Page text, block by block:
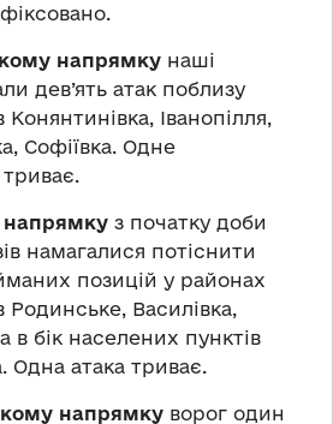
напрямку наші
дев’ять атак поблизу
Іванопілля,
Софіївка. Одне
напрямку з початку доби
намагалися потіснити
позицій у районах
Василівка,
в бік населених пунктів
Одна атака триває.
напрямку ворог один